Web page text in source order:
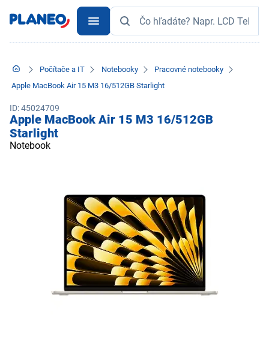
Počítače a IT Notebooky
Pracovné notebooky
Apple MacBook Air 15 M3 16/512GB Starlight
ID: 45024709
Apple MacBook Air 15 M3 16/512GB
Starlight
Notebook